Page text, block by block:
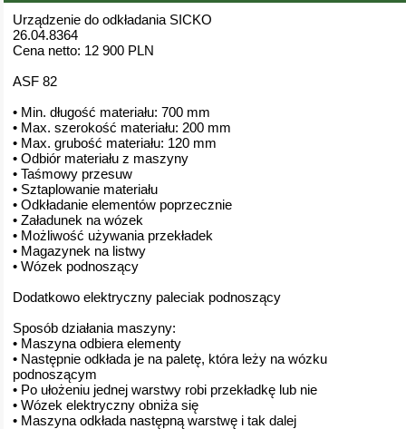
Urządzenie do odkładania SICKO
26.04.8364
Cena netto: 12 900 PLN
ASF 82
• Min. długość materiału: 700 mm
• Max. szerokość materiału: 200 mm
• Max. grubość materiału: 120 mm
• Odbiór materiału z maszyny
• Taśmowy przesuw
• Sztaplowanie materiału
• Odkładanie elementów poprzecznie
• Załadunek na wózek
• Możliwość używania przekładek
• Magazynek na listwy
• Wózek podnoszący
Dodatkowo elektryczny paleciak podnoszący
Sposób działania maszyny:
• Maszyna odbiera elementy
• Następnie odkłada je na paletę, która leży na wózku
podnoszącym
• Po ułożeniu jednej warstwy robi przekładkę lub nie
• Wózek elektryczny obniża się
• Maszyna odkłada następną warstwę i tak dalej